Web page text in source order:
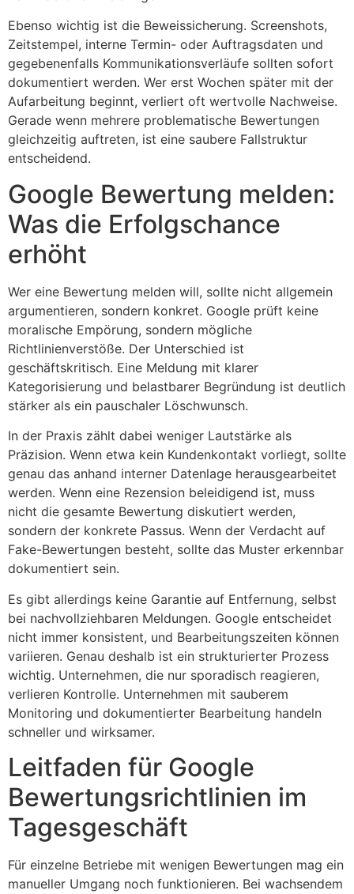
Ebenso wichtig ist die Beweissicherung. Screenshots,
Zeitstempel, interne Termin- oder Auftragsdaten und
gegebenenfalls Kommunikationsverläufe sollten sofort
dokumentiert werden. Wer erst Wochen später mit der
Aufarbeitung beginnt, verliert oft wertvolle Nachweise.
Gerade wenn mehrere problematische Bewertungen
gleichzeitig auftreten, ist eine saubere Fallstruktur
entscheidend.
Google Bewertung melden:
Was die Erfolgschance
erhöht
Wer eine Bewertung melden will, sollte nicht allgemein
argumentieren, sondern konkret. Google prüft keine
moralische Empörung, sondern mögliche
Richtlinienverstöße. Der Unterschied ist
geschäftskritisch. Eine Meldung mit klarer
Kategorisierung und belastbarer Begründung ist deutlich
stärker als ein pauschaler Löschwunsch.
In der Praxis zählt dabei weniger Lautstärke als
Präzision. Wenn etwa kein Kundenkontakt vorliegt, sollte
genau das anhand interner Datenlage herausgearbeitet
werden. Wenn eine Rezension beleidigend ist, muss
nicht die gesamte Bewertung diskutiert werden,
sondern der konkrete Passus. Wenn der Verdacht auf
Fake-Bewertungen besteht, sollte das Muster erkennbar
dokumentiert sein.
Es gibt allerdings keine Garantie auf Entfernung, selbst
bei nachvollziehbaren Meldungen. Google entscheidet
nicht immer konsistent, und Bearbeitungszeiten können
variieren. Genau deshalb ist ein strukturierter Prozess
wichtig. Unternehmen, die nur sporadisch reagieren,
verlieren Kontrolle. Unternehmen mit sauberem
Monitoring und dokumentierter Bearbeitung handeln
schneller und wirksamer.
Leitfaden für Google
Bewertungsrichtlinien im
Tagesgeschäft
Für einzelne Betriebe mit wenigen Bewertungen mag ein
manueller Umgang noch funktionieren. Bei wachsendem